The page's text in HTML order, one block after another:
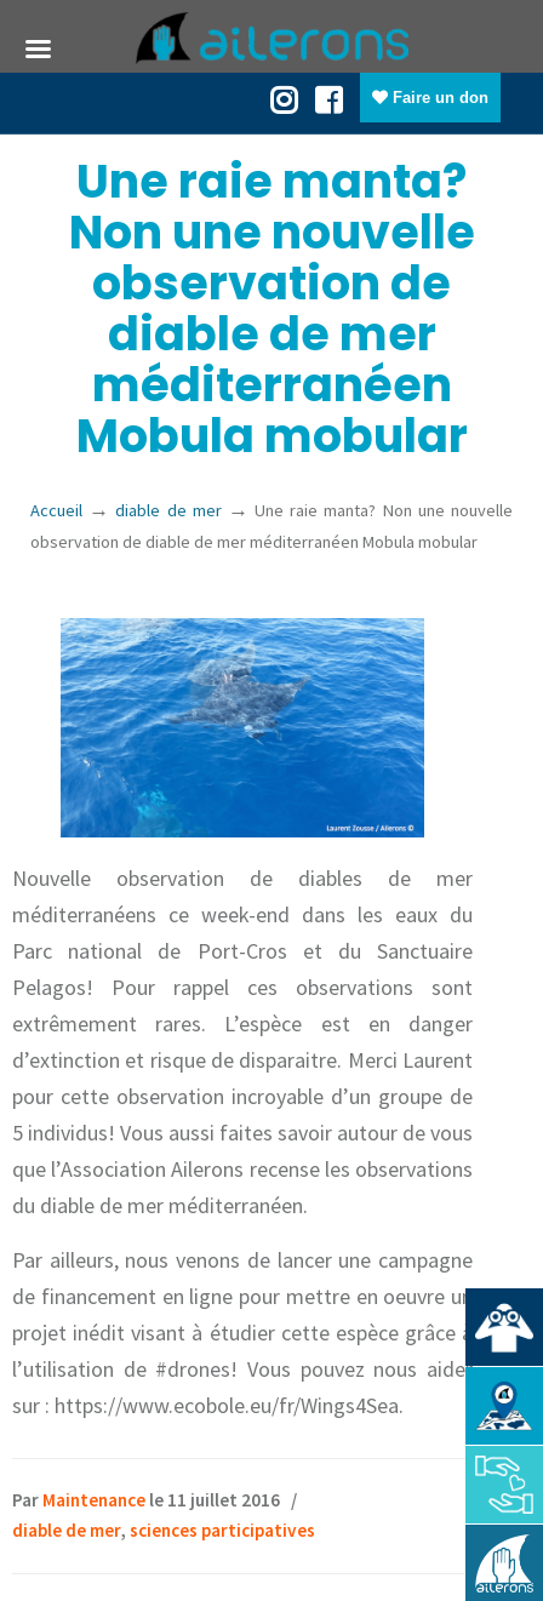
Faire un don
Une raie manta?
Non une nouvelle
observation de
diable de mer
méditerranéen
Mobula mobular
Accueil →diable de mer→Une raie manta? Non une nouvelle
observation de diable de mer méditerranéen Mobula mobular
Nouvelle observation de diables de mer
méditerranéens ce week-end dans les eaux du
Parc national de Port-Cros et du Sanctuaire
Pelagos! Pour rappel ces observations sont
extrêmement rares. L’espèce est en danger
d’extinction et risque de disparaitre. Merci Laurent
pour cette observation incroyable d’un groupe de
5 individus! Vous aussi faites savoir autour de vous
que l’Association Ailerons recense les observations
du diable de mer méditerranéen.
Par ailleurs, nous venons de lancer une campagne
de financement en ligne pour mettre en oeuvre un
projet inédit visant à étudier cette espèce grâce à
l’utilisation de ‪#‎drones‬! Vous pouvez nous aider
sur : https://www.ecobole.eu/fr/Wings4Sea.
Par Maintenance le 11 juillet 2016 /
diable de mer, sciences participatives